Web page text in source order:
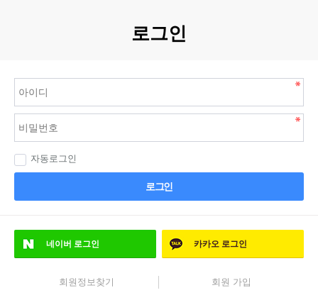
로그인
자동로그인
로그인
네이버 로그인 카카오 로그인
회원정보찾기 회원 가입